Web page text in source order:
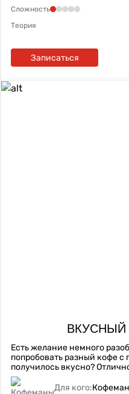
Сложность
Теория
Записаться
Есть желание немного
попробовать разный кофе
получилось вкусно?
Для кого: